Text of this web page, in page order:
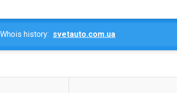
Whois history: svetauto.com.ua